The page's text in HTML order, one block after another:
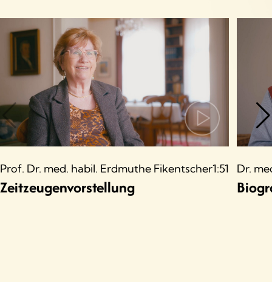
Prof. Dr. med. habil. Erdmuthe Fikentscher1:51
Zeitzeugenvorstellung
Dr.